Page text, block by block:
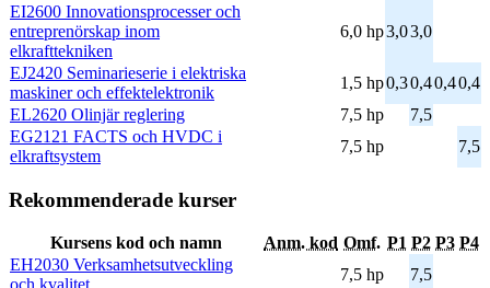
EI2600 Innovationsprocesser och
entreprenörskap inom
elkrafttekniken
6,0 hp3,03,0
EJ2420 Seminarieserie i elektriska
maskiner och effektelektronik
1,5 hp0,30,40,40,4
EL2620 Olinjär reglering
7,5 hp
7,5
EG2121 FACTS och HVDC i
elkraftsystem
7,5 hp 7,5
Rekommenderade kurser
Kursens kod och namn Anm. kod Omf. P1 P2 P3 P4
EH2030 Verksamhetsutveckling
7,5 hp
7,5